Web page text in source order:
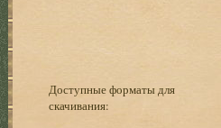
Доступные форматы для
скачивания: